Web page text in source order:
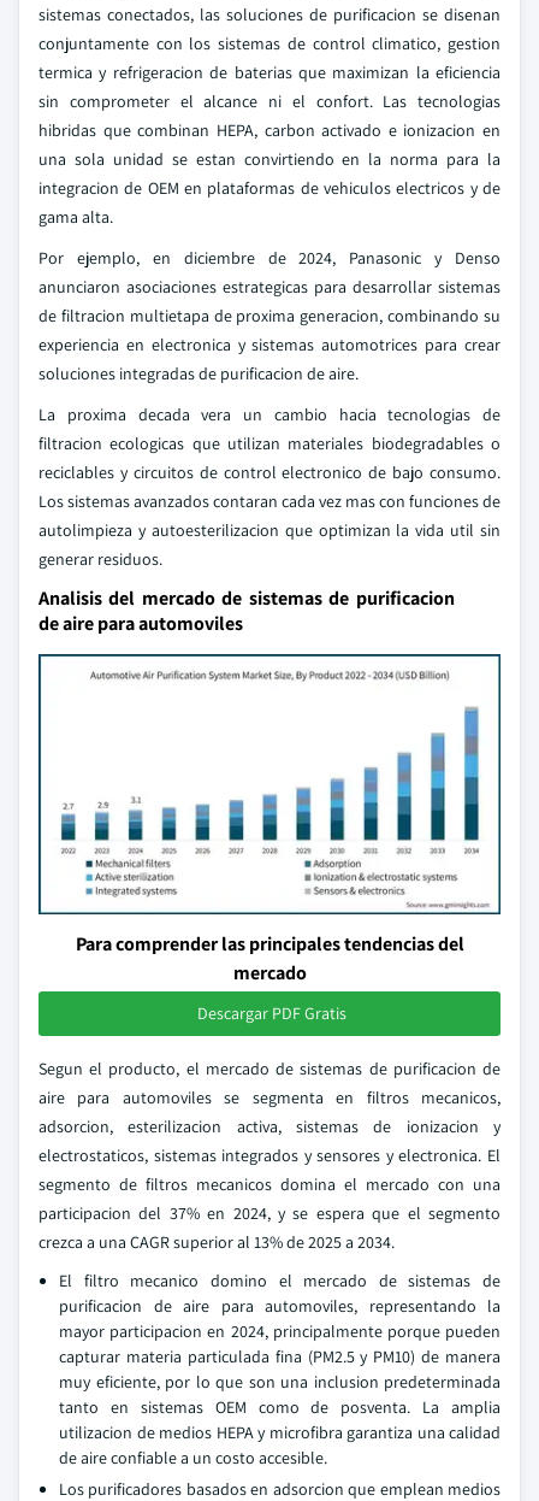
sistemas conectados, las soluciones de purificacion se disenan
conjuntamente con los sistemas de control climatico, gestion
termica y refrigeracion de baterias que maximizan la eficiencia
sin comprometer el alcance ni el confort. Las tecnologias
hibridas que combinan HEPA, carbon activado e ionizacion en
una sola unidad se estan convirtiendo en la norma para la
integracion de OEM en plataformas de vehiculos electricos y de
gama alta.
Por ejemplo, en diciembre de 2024, Panasonic y Denso
anunciaron asociaciones estrategicas para desarrollar sistemas
de filtracion multietapa de proxima generacion, combinando su
experiencia en electronica y sistemas automotrices para crear
soluciones integradas de purificacion de aire.
La proxima decada vera un cambio hacia tecnologias de
filtracion ecologicas que utilizan materiales biodegradables o
reciclables y circuitos de control electronico de bajo consumo.
Los sistemas avanzados contaran cada vez mas con funciones de
autolimpieza y autoesterilizacion que optimizan la vida util sin
generar residuos.
Analisis del mercado de sistemas de purificacion
de aire para automoviles
Para comprender las principales tendencias del
mercado
Descargar PDF Gratis
Segun el producto, el mercado de sistemas de purificacion de
aire para automoviles se segmenta en filtros mecanicos,
adsorcion, esterilizacion activa, sistemas de ionizacion y
electrostaticos, sistemas integrados y sensores y electronica. El
segmento de filtros mecanicos domina el mercado con una
participacion del 37% en 2024, y se espera que el segmento
crezca a una CAGR superior al 13% de 2025 a 2034.
El filtro mecanico domino el mercado de sistemas de
purificacion de aire para automoviles, representando la
mayor participacion en 2024, principalmente porque pueden
capturar materia particulada fina (PM2.5 y PM10) de manera
muy eficiente, por lo que son una inclusion predeterminada
tanto en sistemas OEM como de posventa. La amplia
utilizacion de medios HEPA y microfibra garantiza una calidad
de aire confiable a un costo accesible.
Los purificadores basados en adsorcion que emplean medios